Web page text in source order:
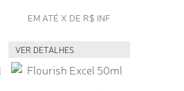
EM ATÉ X DE R$ INF
VER DETALHES